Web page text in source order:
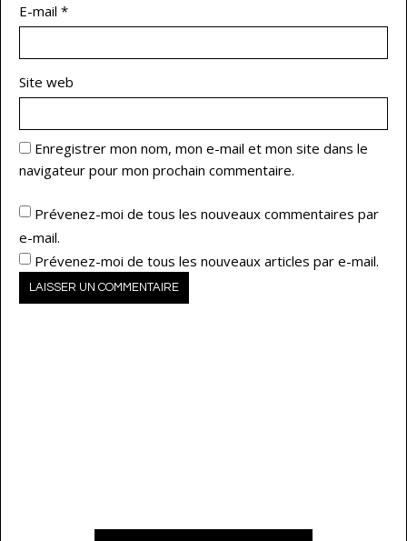
E-mail *
Site web
Enregistrer mon nom, mon e-mail et mon site dans le
navigateur pour mon prochain commentaire.
Prévenez-moi de tous les nouveaux commentaires par
e-mail.
Prévenez-moi de tous les nouveaux articles par e-mail.